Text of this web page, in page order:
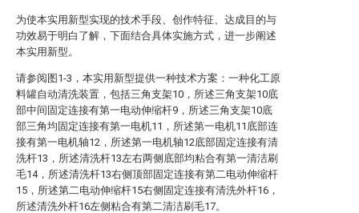
为使本实用新型实现的技术手段、创作特征、达成目的与
功效易于明白了解，下面结合具体实施方式，进一步阐述
本实用新型。
请参阅图1-3，本实用新型提供一种技术方案：一种化工原
料罐自动清洗装置，包括三角支架10，所述三角支架10底
部中间固定连接有第一电动伸缩杆9，所述三角支架10底
部三角均固定连接有第一电机11，所述第一电机11底部连
接有第一电机轴12，所述第一电机轴12底部固定连接有清
洗杆13，所述清洗杆13左右两侧底部均粘合有第一清洁刷
毛14，所述清洗杆13右侧顶部固定连接有第二电动伸缩杆
15，所述第二电动伸缩杆15右侧固定连接有清洗外杆16，
所述清洗外杆16左侧粘合有第二清洁刷毛17。